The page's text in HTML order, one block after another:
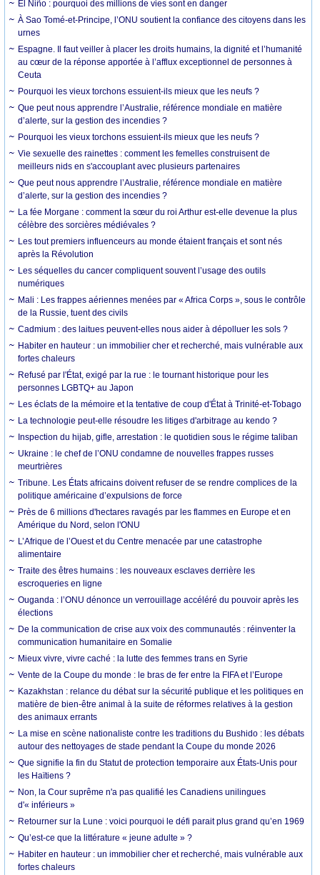
El Niño : pourquoi des millions de vies sont en danger
À Sao Tomé-et-Principe, l’ONU soutient la confiance des citoyens dans les
urnes
Espagne. Il faut veiller à placer les droits humains, la dignité et l’humanité
au cœur de la réponse apportée à l’afflux exceptionnel de personnes à
Ceuta
Pourquoi les vieux torchons essuient-ils mieux que les neufs ?
Que peut nous apprendre l’Australie, référence mondiale en matière
d’alerte, sur la gestion des incendies ?
Pourquoi les vieux torchons essuient-ils mieux que les neufs ?
Vie sexuelle des rainettes : comment les femelles construisent de
meilleurs nids en s'accouplant avec plusieurs partenaires
Que peut nous apprendre l’Australie, référence mondiale en matière
d’alerte, sur la gestion des incendies ?
La fée Morgane : comment la sœur du roi Arthur est-elle devenue la plus
célèbre des sorcières médiévales ?
Les tout premiers influenceurs au monde étaient français et sont nés
après la Révolution
Les séquelles du cancer compliquent souvent l’usage des outils
numériques
Mali : Les frappes aériennes menées par « Africa Corps », sous le contrôle
de la Russie, tuent des civils
Cadmium : des laitues peuvent-elles nous aider à dépolluer les sols ?
Habiter en hauteur : un immobilier cher et recherché, mais vulnérable aux
fortes chaleurs
Refusé par l'État, exigé par la rue : le tournant historique pour les
personnes LGBTQ+ au Japon
Les éclats de la mémoire et la tentative de coup d'État à Trinité-et-Tobago
La technologie peut-elle résoudre les litiges d'arbitrage au kendo ?
Inspection du hijab, gifle, arrestation : le quotidien sous le régime taliban
Ukraine : le chef de l’ONU condamne de nouvelles frappes russes
meurtrières
Tribune. Les États africains doivent refuser de se rendre complices de la
politique américaine d’expulsions de force
Près de 6 millions d'hectares ravagés par les flammes en Europe et en
Amérique du Nord, selon l'ONU
L’Afrique de l’Ouest et du Centre menacée par une catastrophe
alimentaire
Traite des êtres humains : les nouveaux esclaves derrière les
escroqueries en ligne
Ouganda : l’ONU dénonce un verrouillage accéléré du pouvoir après les
élections
De la communication de crise aux voix des communautés : réinventer la
communication humanitaire en Somalie
Mieux vivre, vivre caché : la lutte des femmes trans en Syrie
Vente de la Coupe du monde : le bras de fer entre la FIFA et l’Europe
Kazakhstan : relance du débat sur la sécurité publique et les politiques en
matière de bien-être animal à la suite de réformes relatives à la gestion
des animaux errants
La mise en scène nationaliste contre les traditions du Bushido : les débats
autour des nettoyages de stade pendant la Coupe du monde 2026
Que signifie la fin du Statut de protection temporaire aux États-Unis pour
les Haïtiens ?
Non, la Cour suprême n'a pas qualifié les Canadiens unilingues
d'« inférieurs »
Retourner sur la Lune : voici pourquoi le défi parait plus grand qu’en 1969
Qu’est-ce que la littérature « jeune adulte » ?
Habiter en hauteur : un immobilier cher et recherché, mais vulnérable aux
fortes chaleurs